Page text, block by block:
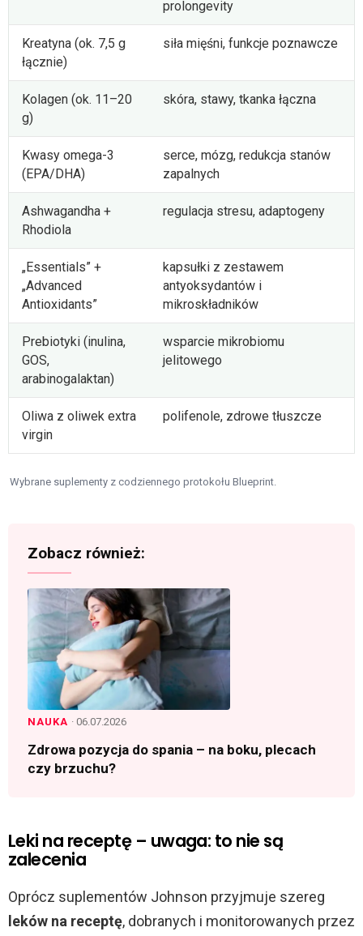
prolongevity
Kreatyna (ok. 7,5 g
łącznie)
siła mięśni, funkcje poznawcze
Kolagen (ok. 11–20
g)
skóra, stawy, tkanka łączna
Kwasy omega-3
(EPA/DHA)
serce, mózg, redukcja stanów
zapalnych
Ashwagandha +
Rhodiola
regulacja stresu, adaptogeny
„Essentials” +
„Advanced
Antioxidants”
kapsułki z zestawem
antyoksydantów i
mikroskładników
Prebiotyki (inulina,
GOS,
arabinogalaktan)
wsparcie mikrobiomu
jelitowego
Oliwa z oliwek extra
virgin
polifenole, zdrowe tłuszcze
Wybrane suplementy z codziennego protokołu Blueprint.
Zobacz również:
NAUKA · 06.07.2026
Zdrowa pozycja do spania – na boku, plecach
czy brzuchu?
Leki na receptę – uwaga: to nie są
zalecenia
Oprócz suplementów Johnson przyjmuje szereg
leków na receptę, dobranych i monitorowanych przez